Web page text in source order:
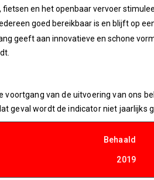
fietsen en het openbaar vervoer
goed bereikbaar is en blijft op
geeft aan innovatieve en schone
voortgang van de uitvoering van ons
geval wordt de indicator niet jaarlijks
Behaald
2019